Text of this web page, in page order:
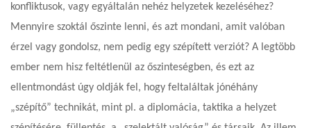
konfliktusok, vagy egyáltalán nehéz helyzetek kezeléséhez?
Mennyire szoktál őszinte lenni, és azt mondani, amit valóban
érzel vagy gondolsz, nem pedig egy szépített verziót? A legtöbb
ember nem hisz feltétlenül az őszinteségben, és ezt az
ellentmondást úgy oldják fel, hogy feltaláltak jónéhány
„szépítő” technikát, mint pl. a diplomácia, taktika a helyzet